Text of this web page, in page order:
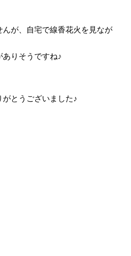
が、自宅で線香花火を見なが
りそうですね♪
とうございました♪